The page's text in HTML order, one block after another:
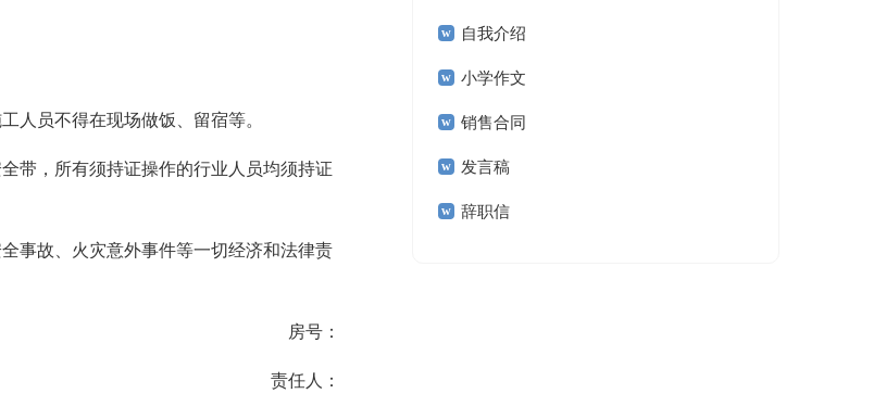
人员不得在现场做饭、留宿等。
带，所有须持证操作的行业人员均须持证
事故、火灾意外事件等一切经济和法律责
房号：
责任人：
自我介绍
小学作文
销售合同
发言稿
辞职信